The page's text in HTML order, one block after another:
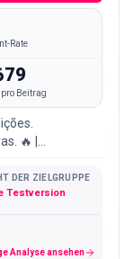
Rate
Beitrag
🔥 |
DER ZIELGRUPPE
Testversion
Analyse ansehen